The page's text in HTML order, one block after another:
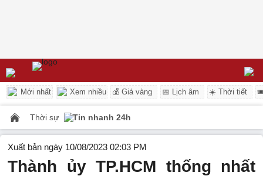
Mới nhất Xem nhiều 💰 Giá vàng 📅 Lịch âm ☀️ Thời tiết
Thời sự Tin nhanh 24h
Xuất bản ngày 10/08/2023 02:03 PM
Thành ủy TP.HCM thống nhất